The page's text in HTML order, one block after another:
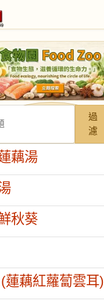
過
濾
藕湯
秋葵
蓮藕紅蘿蔔雲耳)